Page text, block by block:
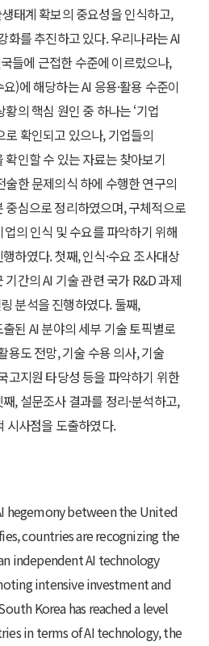
태계 확보의 중요성을 인식하고,
화를 추진하고 있다. 우리나라는 AI
들에 근접한 수준에 이르렀으나,
)에 해당하는 AI 응용·활용 수준이
의 핵심 원인 중 하나는 ‘기업
로 확인되고 있으나, 기업들의
인할 수 있는 자료는 찾아보기
한 문제의식 하에 수행한 연구의
중심으로 정리하였으며, 구체적으로
의 인식 및 수요를 파악하기 위해
하였다. 첫째, 인식·수요 조사대상
간의 AI 기술 관련 국가 R&D 과제
분석을 진행하였다. 둘째,
된 AI 분야의 세부 기술 토픽별로
용도 전망, 기술 수용 의사, 기술
고지원 타당성 등을 파악하기 위한
, 설문조사 결과를 정리·분석하고,
시사점을 도출하였다.
hegemony between the United
countries are recognizing the
independent AI technology
intensive investment and
Korea has reached a level
in terms of AI technology, the